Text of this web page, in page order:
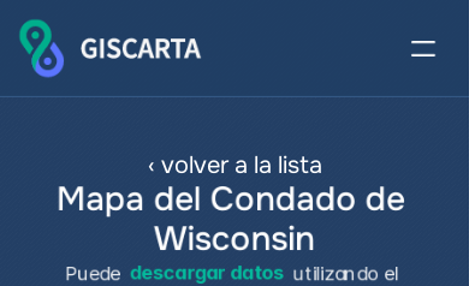
‹ volver a la lista
Mapa del Condado de
Wisconsin
Puede descargar datos utilizando el